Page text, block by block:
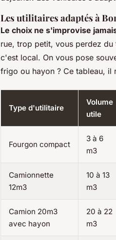
Les utilitaires adaptés à
Le choix ne s'improvise
rue, trop petit, vous perdez
c'est local. On vous pose
frigo ou hayon ? Ce tableau, il
Type d'utilitaire
Volume
utile
Fourgon compact
3 à 6
m3
Camionnette
12m3
10 à 13
m3
Camion 20m3
avec hayon
20 à 22
m3